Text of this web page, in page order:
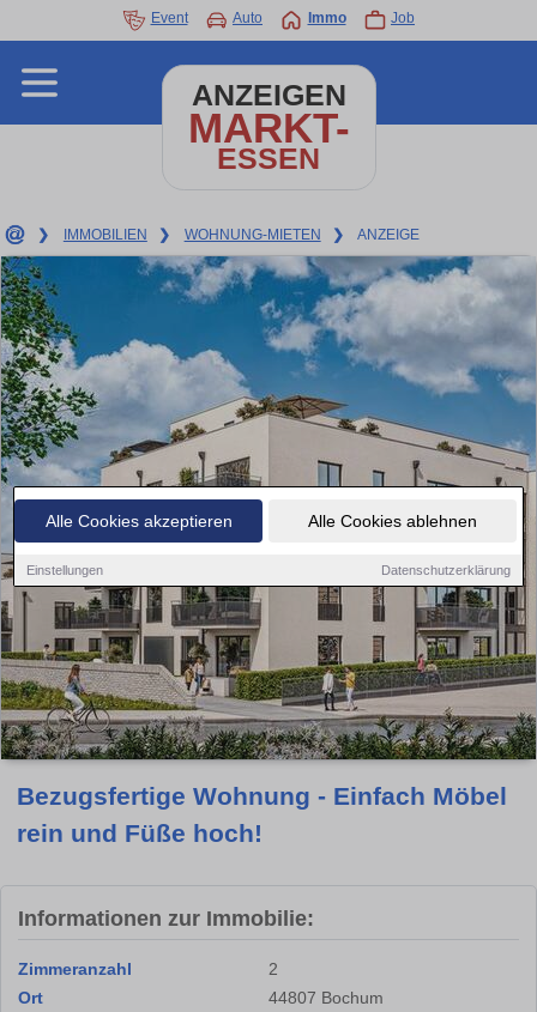
Alle Cookies akzeptieren Alle Cookies ablehnen
Einstellungen Datenschutzerklärung
Event Auto Immo Job
ANZEIGEN
MARKT-
ESSEN
❯ IMMOBILIEN ❯ WOHNUNG-MIETEN ❯ ANZEIGE
Bezugsfertige Wohnung - Einfach Möbel
rein und Füße hoch!
Informationen zur Immobilie:
Zimmeranzahl
2
Ort
44807 Bochum